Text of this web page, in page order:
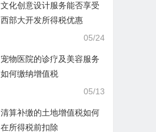
文化创意设计服务能否享受
西部大开发所得税优惠
05/24
宠物医院的诊疗及美容服务
如何缴纳增值税
05/13
清算补缴的土地增值税如何
在所得税前扣除